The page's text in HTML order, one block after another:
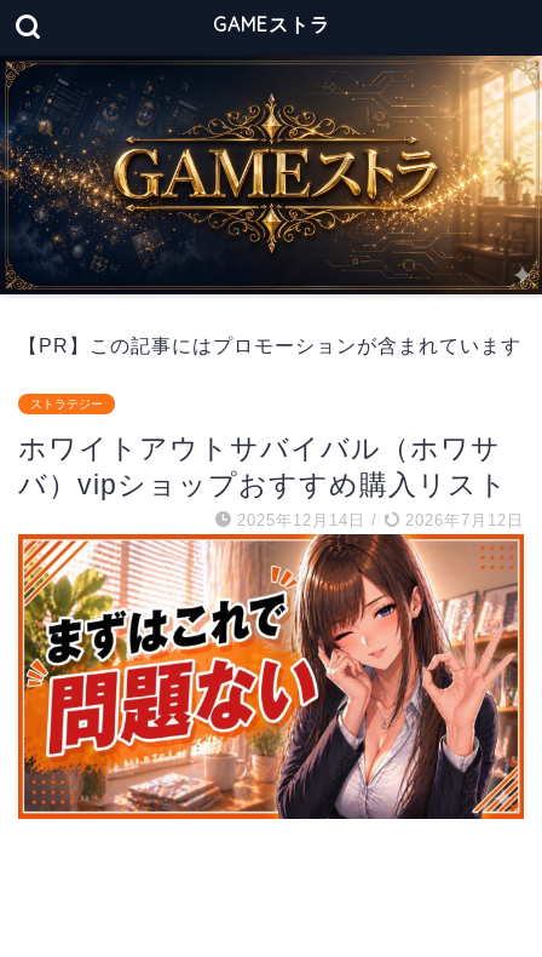
GAMEストラ
【PR】この記事にはプロモーションが含まれています
ストラテジー
ホワイトアウトサバイバル（ホワサ
バ）vipショップおすすめ購入リスト
2025年12月14日 / 2026年7月12日